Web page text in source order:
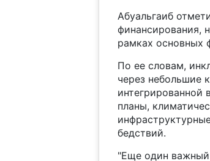
Абуальгаиб
финансирования,
рамках основных
По ее словам,
через небольшие
планы,
бедствий.
"Еще один важный